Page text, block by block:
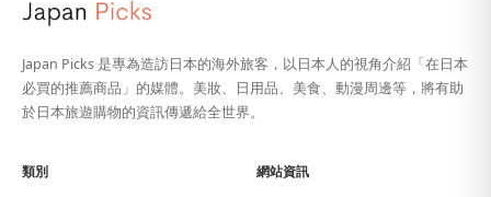
Japan Picks 是專為造訪日本的海外旅客，以日本人的視角介紹「在日本
必買的推薦商品」的媒體。美妝、日用品、美食、動漫周邊等，將有助
於日本旅遊購物的資訊傳遞給全世界。
類別 網站資訊